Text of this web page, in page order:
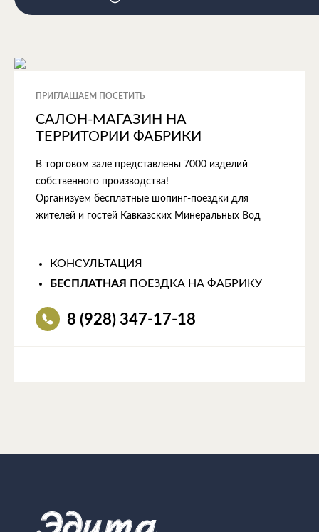
ПРИГЛАШАЕМ ПОСЕТИТЬ
САЛОН-МАГАЗИН НА
ТЕРРИТОРИИ ФАБРИКИ
В торговом зале представлены 7000 изделий
собственного производства!
Организуем бесплатные шопинг-поездки для
жителей и гостей Кавказских Минеральных Вод
КОНСУЛЬТАЦИЯ
БЕСПЛАТНАЯ
ПОЕЗДКА НА ФАБРИКУ
8 (928) 347-17-18